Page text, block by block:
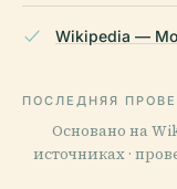
Wikipedia —
ПОСЛЕДНЯЯ
Основано на
источниках ·